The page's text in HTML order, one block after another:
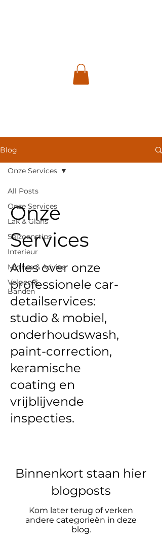
Blog
All Posts
Onze Services
Lak & Glans
Seizoens­tips
Interieur
Mythes & Advies
Velgen &
Banden
Onze Services
Onze
Services
Alles over onze
professionele car-
detailservices:
studio & mobiel,
onderhoudswash,
paint-correction,
keramische
coating en
vrijblijvende
inspecties.
Binnenkort staan hier
blogposts
Kom later terug of verken
andere categorieën in deze
blog.